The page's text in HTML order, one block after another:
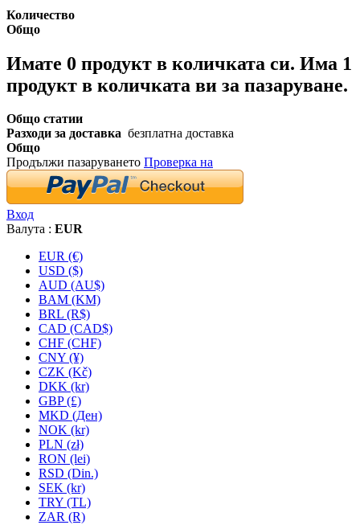
Количество
Общо
Имате 0 продукт в количката си. Има 1
продукт в количката ви за пазаруване.
Общо статии
Разходи за доставка безплатна доставка
Общо
Продължи пазаруването Проверка на
Вход
Валута : EUR
EUR (€)
USD ($)
AUD (AU$)
BAM (KM)
BRL (R$)
CAD (CAD$)
CHF (CHF)
CNY (¥)
CZK (Kč)
DKK (kr)
GBP (£)
MKD (Ден)
NOK (kr)
PLN (zł)
RON (lei)
RSD (Din.)
SEK (kr)
TRY (TL)
ZAR (R)